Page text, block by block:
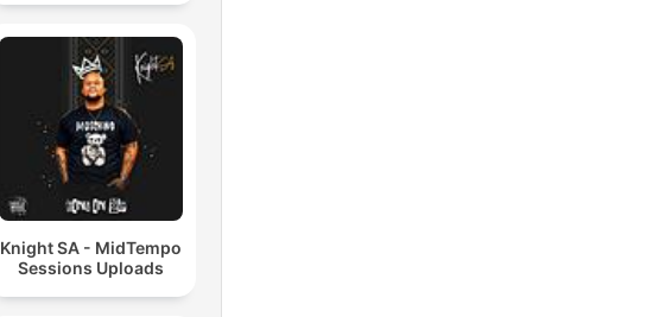
Knight SA - MidTempo
Sessions Uploads